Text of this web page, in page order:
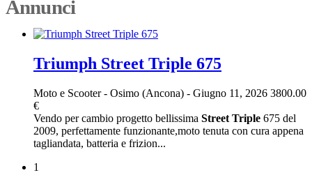
Annunci
Triumph Street Triple 675
Moto e Scooter- Osimo (Ancona) - Giugno 11, 2026 3800.00
€
Vendo per cambio progetto bellissima Street Triple 675 del
2009, perfettamente funzionante,moto tenuta con cura appena
tagliandata, batteria e frizion...
1